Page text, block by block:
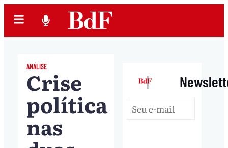
ANÁLISE
Crise
política
nas
|